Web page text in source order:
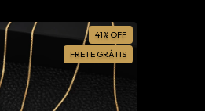
41% OFF
FRETE GRÁTIS